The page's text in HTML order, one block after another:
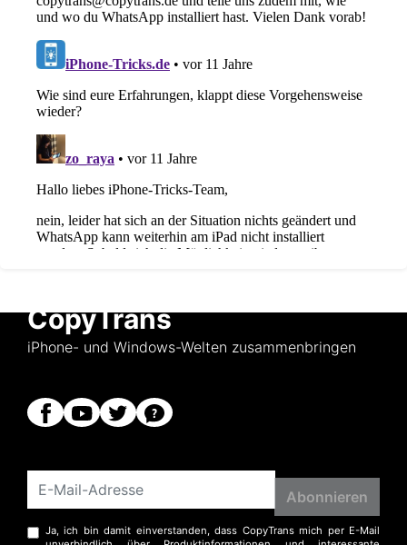
CopyTrans
iPhone- und Windows-Welten zusammenbringen
Ja, ich bin damit einverstanden, dass CopyTrans mich per E-Mail